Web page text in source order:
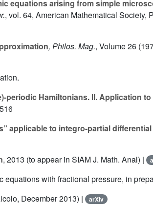
equations arising from simple
, vol. 64, American Mathematical Society,
, Philos. Mag., Volume 26
periodic Hamiltonians. II. Application to
applicable to integro-partial
, 2013 (to appear in SIAM J. Math. Anal) |
equations with fractional pressure, in
December 2013) | arXiv